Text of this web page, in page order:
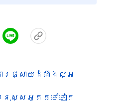
ខ្ញុំរកឃើញថា ខ្ញុំ
បុត្រផ្ញើទៅគាត់ ខ្ញុំ
ងល្អណាស់ ចុះបើមិន
ារផ្សាយដំណឹងល្អ
មនុស្សអួតតទៅទៀត